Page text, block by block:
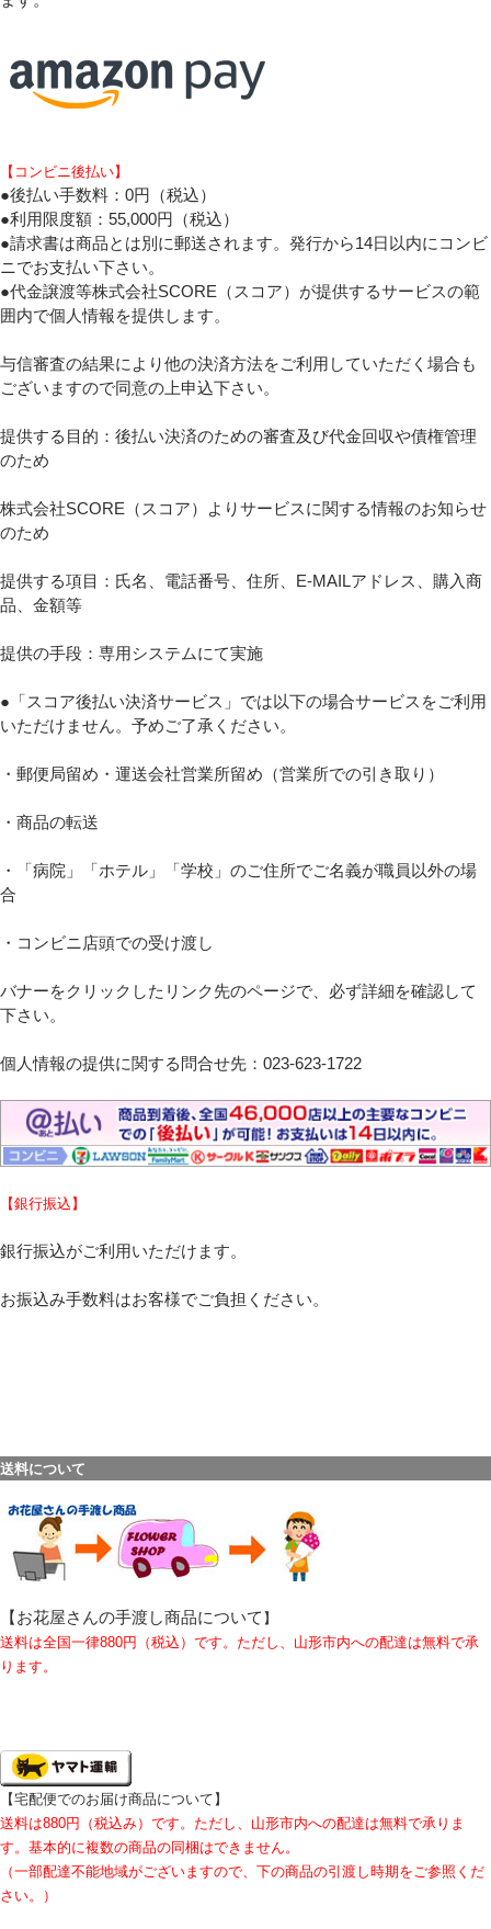
【個人情報の取り扱いについて】を確認しました。
【コンビニ後払い】
●後払い手数料：0円（税込）
●利用限度額：55,000円（税込）
●請求書は商品とは別に郵送されます。発行から14日以内にコンビ
ニでお支払い下さい。
●代金譲渡等株式会社SCORE（スコア）が提供するサービスの範
囲内で個人情報を提供します。
与信審査の結果により他の決済方法をご利用していただく場合も
ございますので同意の上申込下さい。
提供する目的：後払い決済のための審査及び代金回収や債権管理
のため
株式会社SCORE（スコア）よりサービスに関する情報のお知らせ
のため
提供する項目：氏名、電話番号、住所、E‐MAILアドレス、購入商
品、金額等
提供の手段：専用システムにて実施
●「スコア後払い決済サービス」では以下の場合サービスをご利用
いただけません。予めご了承ください。
・郵便局留め・運送会社営業所留め（営業所での引き取り）
・商品の転送
・「病院」「ホテル」「学校」のご住所でご名義が職員以外の場
合
・コンビニ店頭での受け渡し
バナーをクリックしたリンク先のページで、必ず詳細を確認して
下さい。
個人情報の提供に関する問合せ先：023-623-1722
【銀行振込】
銀行振込がご利用いただけます。
お振込み手数料はお客様でご負担ください。
送料について
【お花屋さんの手渡し商品について 】
送料は全国一律880円（税込）です。ただし、山形市内への配達は無料で承
ります。
【宅配便でのお届け商品について】
送料は880円（税込み）です。ただし、山形市内への配達は無料で承りま
す。基本的に複数の商品の同梱はできません。
（一部配達不能地域がございますので、下の商品の引渡し時期をご参照くだ
さい。）